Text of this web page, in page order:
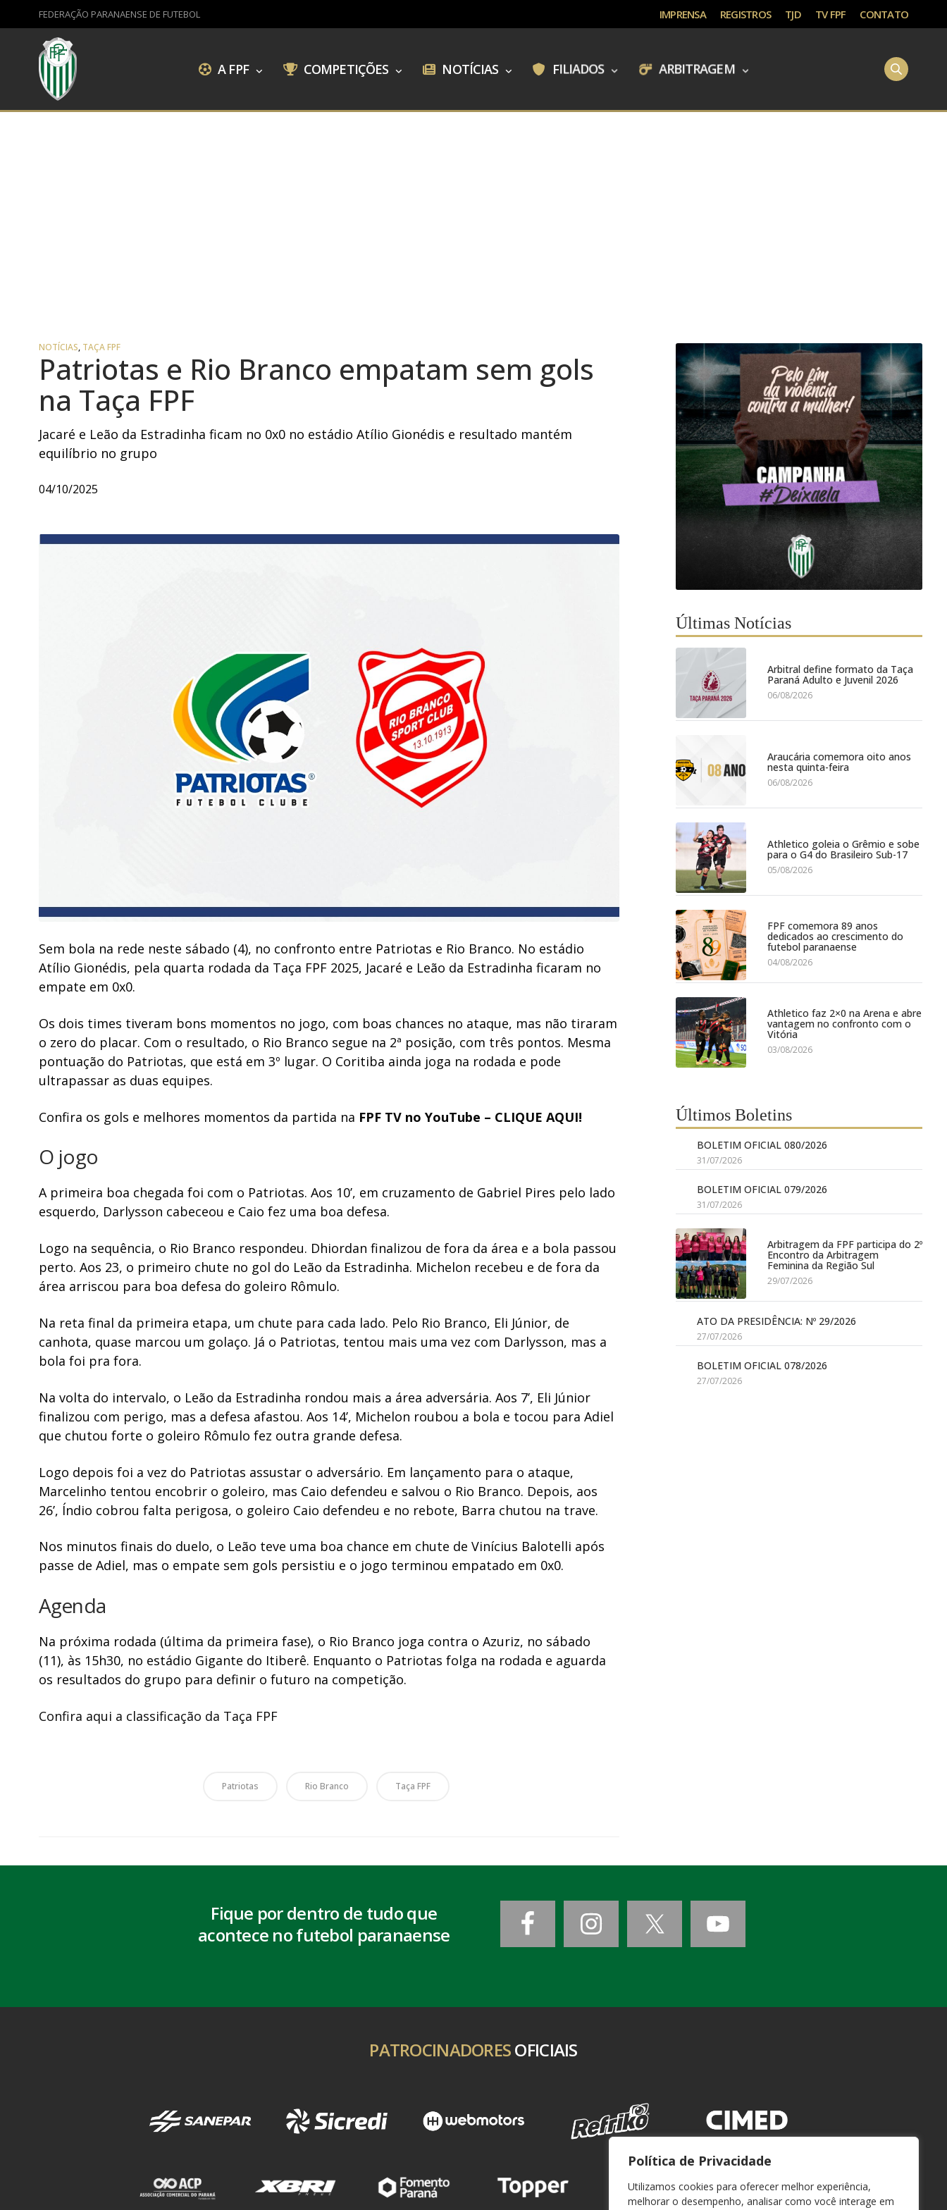
Política de Privacidade
Utilizamos cookies para oferecer melhor experiência,
melhorar o desempenho, analisar como você interage em
FEDERAÇÃO PARANAENSE DE FUTEBOL IMPRENSA REGISTROS TJD TV FPF CONTATO
A FPF COMPETIÇÕES NOTÍCIAS FILIADOS ARBITRAGEM
NOTÍCIAS, TAÇA FPF
Patriotas e Rio Branco empatam sem gols
na Taça FPF
Jacaré e Leão da Estradinha ficam no 0x0 no estádio Atílio Gionédis e resultado mantém
equilíbrio no grupo
04/10/2025
Sem bola na rede neste sábado (4), no confronto entre Patriotas e Rio Branco. No estádio
Atílio Gionédis, pela quarta rodada da Taça FPF 2025, Jacaré e Leão da Estradinha ficaram no
empate em 0x0.
Os dois times tiveram bons momentos no jogo, com boas chances no ataque, mas não tiraram
o zero do placar. Com o resultado, o Rio Branco segue na 2ª posição, com três pontos. Mesma
pontuação do Patriotas, que está em 3º lugar. O Coritiba ainda joga na rodada e pode
ultrapassar as duas equipes.
Confira os gols e melhores momentos da partida na FPF TV no YouTube – CLIQUE AQUI!
O jogo
A primeira boa chegada foi com o Patriotas. Aos 10’, em cruzamento de Gabriel Pires pelo lado
esquerdo, Darlysson cabeceou e Caio fez uma boa defesa.
Logo na sequência, o Rio Branco respondeu. Dhiordan finalizou de fora da área e a bola passou
perto. Aos 23, o primeiro chute no gol do Leão da Estradinha. Michelon recebeu e de fora da
área arriscou para boa defesa do goleiro Rômulo.
Na reta final da primeira etapa, um chute para cada lado. Pelo Rio Branco, Eli Júnior, de
canhota, quase marcou um golaço. Já o Patriotas, tentou mais uma vez com Darlysson, mas a
bola foi pra fora.
Na volta do intervalo, o Leão da Estradinha rondou mais a área adversária. Aos 7’, Eli Júnior
finalizou com perigo, mas a defesa afastou. Aos 14’, Michelon roubou a bola e tocou para Adiel
que chutou forte o goleiro Rômulo fez outra grande defesa.
Logo depois foi a vez do Patriotas assustar o adversário. Em lançamento para o ataque,
Marcelinho tentou encobrir o goleiro, mas Caio defendeu e salvou o Rio Branco. Depois, aos
26’, Índio cobrou falta perigosa, o goleiro Caio defendeu e no rebote, Barra chutou na trave.
Nos minutos finais do duelo, o Leão teve uma boa chance em chute de Vinícius Balotelli após
passe de Adiel, mas o empate sem gols persistiu e o jogo terminou empatado em 0x0.
Agenda
Na próxima rodada (última da primeira fase), o Rio Branco joga contra o Azuriz, no sábado
(11), às 15h30, no estádio Gigante do Itiberê. Enquanto o Patriotas folga na rodada e aguarda
os resultados do grupo para definir o futuro na competição.
Confira aqui a classificação da Taça FPF
Patriotas Rio Branco Taça FPF
Últimas Notícias
Arbitral define formato da Taça
Paraná Adulto e Juvenil 2026
06/08/2026
Araucária comemora oito anos
nesta quinta-feira
06/08/2026
Athletico goleia o Grêmio e sobe
para o G4 do Brasileiro Sub-17
05/08/2026
FPF comemora 89 anos
dedicados ao crescimento do
futebol paranaense
04/08/2026
Athletico faz 2×0 na Arena e abre
vantagem no confronto com o
Vitória
03/08/2026
Últimos Boletins
BOLETIM OFICIAL 080/2026
31/07/2026
BOLETIM OFICIAL 079/2026
31/07/2026
Arbitragem da FPF participa do 2º
Encontro da Arbitragem
Feminina da Região Sul
29/07/2026
ATO DA PRESIDÊNCIA: Nº 29/2026
27/07/2026
BOLETIM OFICIAL 078/2026
27/07/2026
Fique por dentro de tudo que
acontece no futebol paranaense
PATROCINADORESOFICIAIS